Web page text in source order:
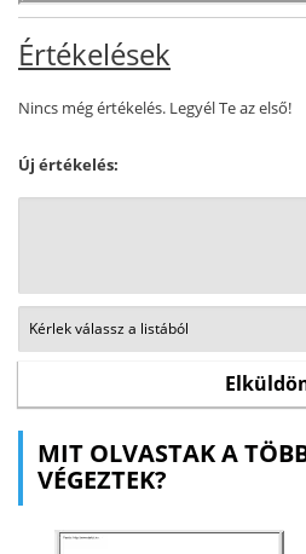
Értékelések
Nincs még értékelés. Legyél Te az első!
Új értékelés:
MIT OLVASTAK A
VÉGEZTEK?